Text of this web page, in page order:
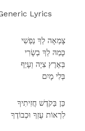
Lyrics
צָמְאָה לְךָ נַפְשִׁי
כָּמַהּ לְךָ בְשָׂרִי
בְּאֶרֶץ צִיָה וְעָיֵף
בְּלִי מָיִם
כֵּן בַּקֹדֶשׁ חֲזִיתִיךָ
לִרְאוֹת עֻזְךָ וּכְבוֹדֶךָ